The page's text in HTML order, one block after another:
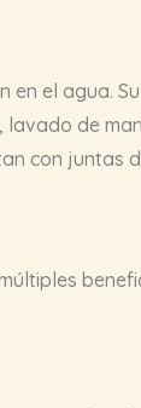
en el agua.
de
con juntas